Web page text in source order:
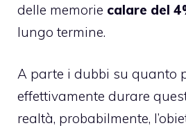
delle memorie calare del
lungo termine.
A parte i dubbi su quanto
effettivamente durare
realtà, probabilmente,